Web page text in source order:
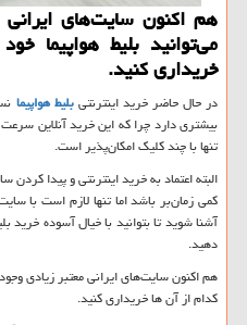
هم اكنون سایت‌های
می‌توانید بلیط هواپیما
خریداری كنید.
در حال حاضر خرید اینترنتیبلیط هواپیما
بیشتری دارد چرا که این خرید آنلاین
تنها با چند کلیک امکان‌پذیر است.
البته اعتماد به خرید اینترنتی و پیدا
کمی زمان‌بر باشد اما تنها لازم است با
آشنا شوید تا بتوانید با خیال آسوده خرید
دهید.
هم اکنون سایت‌های ایرانی معتبر زیادی
کدام از آن ها خریداری کنید.